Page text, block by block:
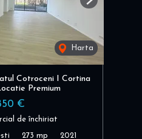
Harta
Next
Cotroceni I Cortina
Premium
€
de închiriat
273 mp 2021